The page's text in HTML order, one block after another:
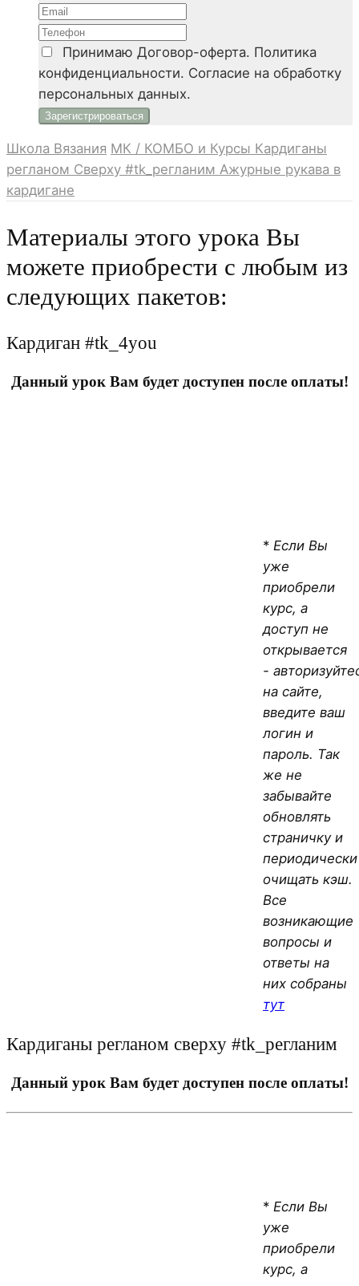
Принимаю Договор-оферта. Политика
конфиденциальности. Согласие на обработку
персональных данных.
Школа Вязания МК / КОМБО и Курсы Кардиганы
регланом Сверху #tk_регланим Ажурные рукава в
кардигане
Материалы этого урока Вы
можете приобрести с любым из
следующих пакетов:
Кардиган #tk_4you
Данный урок Вам будет доступен после оплаты!
* Если Вы
уже
приобрели
курс, а
доступ не
открывается
-
на сайте,
введите ваш
логин и
пароль. Так
же не
забывайте
обновлять
страничку и
периодически
очищать кэш.
Все
возникающие
вопросы и
ответы на
них собраны
тут
Кардиганы регланом сверху #tk_регланим
Данный урок Вам будет доступен после оплаты!
* Если Вы
уже
приобрели
курс, а